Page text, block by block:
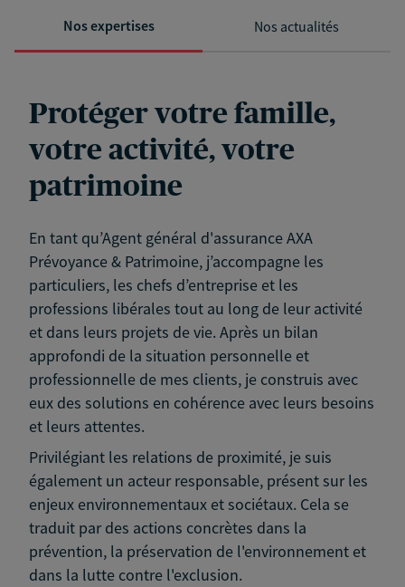
Nos expertises Nos actualités
Protéger votre famille,
votre activité, votre
patrimoine
En tant qu’Agent général d'assurance AXA
Prévoyance & Patrimoine, j’accompagne les
particuliers, les chefs d’entreprise et les
professions libérales tout au long de leur activité
et dans leurs projets de vie. Après un bilan
approfondi de la situation personnelle et
professionnelle de mes clients, je construis avec
eux des solutions en cohérence avec leurs besoins
et leurs attentes.
Privilégiant les relations de proximité, je suis
également un acteur responsable, présent sur les
enjeux environnementaux et sociétaux. Cela se
traduit par des actions concrètes dans la
prévention, la préservation de l'environnement et
dans la lutte contre l'exclusion.